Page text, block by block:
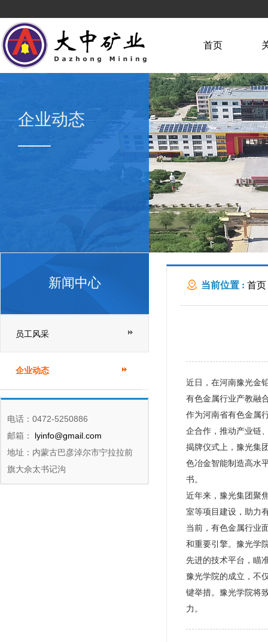
首页
企业动态
新闻中心
员工风采
企业动态
电话：0472-5250886
邮箱：
lyinfo@gmail.com
地址：内蒙古巴彦淖尔市宁拉拉前
旗大佘太书记沟
当前位置 : 首页
近日，在河南豫光金
有色金属行业产教融
作为河南省有色金属
企合作，推动产业链
揭牌仪式上，豫光集
色冶金智能制造高水
书。
近年来，豫光集团聚
室等项目建设，助力
当前，有色金属行业
和重要引擎。豫光学
先进的技术平台，瞄
豫光学院的成立，不
键举措。豫光学院将
力。